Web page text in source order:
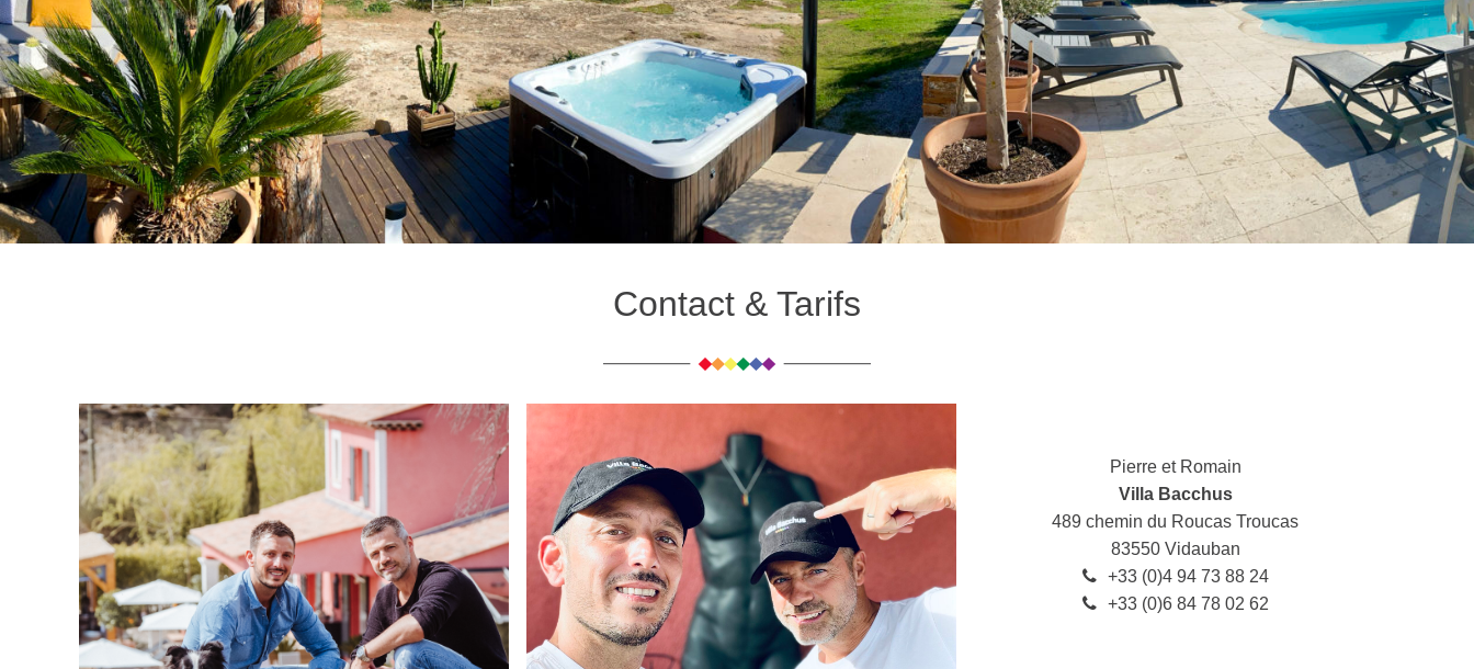
Contact & Tarifs
Pierre et Romain
Villa Bacchus
489 chemin du Roucas Troucas
83550 Vidauban
+33 (0)4 94 73 88 24
+33 (0)6 84 78 02 62
SAINT-RAPHAËL
LE CHALET BACCHUS
LE PAMPELONNE
FORFAIT JOURNÉE
LIVRE D’OR
CONTACT & TARIFS
FACEBOOK